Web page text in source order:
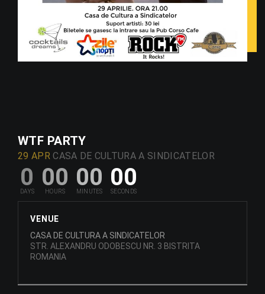
WTF PARTY
29 APR CASA DE CULTURA A SINDICATELOR
0 00 00 00
VENUE
CASA DE CULTURA A SINDICATELOR
STR. ALEXANDRU ODOBESCU NR. 3 BISTRITA
ROMANIA